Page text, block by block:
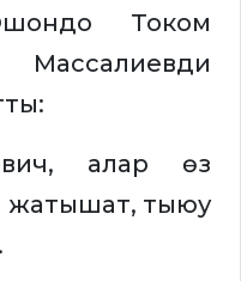
Током
алар өз
жатышат, тыюу